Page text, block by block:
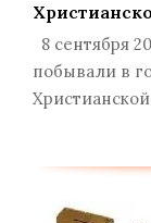
8 сентября
побывали в